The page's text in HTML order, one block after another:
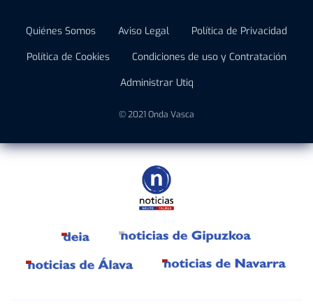
Quiénes Somos Aviso Legal
Política de Privacidad
Política de Cookies
Condiciones de uso y Contratación
Administrar Utiq
© 2021 Onda Vasca